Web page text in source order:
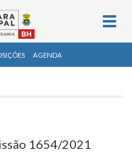
AGENDA
1654/2021